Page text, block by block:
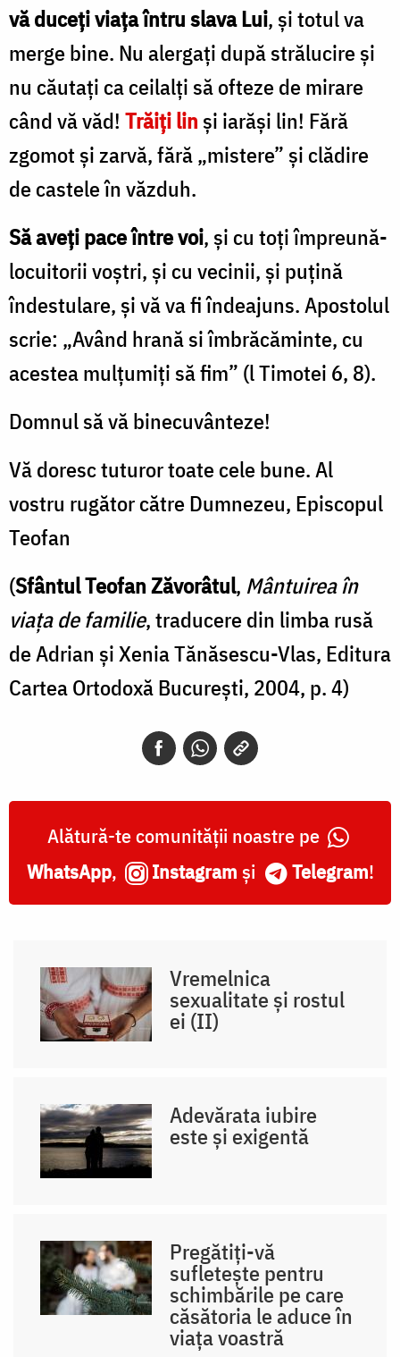
vă duceţi viaţa întru slava Lui, şi totul va
merge bine. Nu alergaţi după strălucire şi
nu căutaţi ca ceilalţi să ofteze de mirare
când vă văd! Trăiţi linşi iarăşi lin! Fără
zgomot şi zarvă, fără „mistere” şi clădire
de castele în văzduh.
Să aveţi pace între voi, şi cu toţi împreună-
locuitorii voştri, şi cu vecinii, şi puţină
îndestulare, şi vă va fi îndeajuns. Apostolul
scrie: „Având hrană si îmbrăcăminte, cu
acestea mulţumiţi să fim” (l Timotei 6, 8).
Domnul să vă binecuvânteze!
Vă doresc tuturor toate cele bune. Al
vostru rugător către Dumnezeu, Episcopul
Teofan
(Sfântul Teofan Zăvorâtul, Mântuirea în
viața de familie, traducere din limba rusă
de Adrian şi Xenia Tănăsescu-Vlas, Editura
Cartea Ortodoxă Bucureşti, 2004, p. 4)
Alătură-te comunității noastre pe
WhatsApp, Instagram și Telegram!
Vremelnica
sexualitate și rostul
ei (II)
Adevărata iubire
este și exigentă
Pregătiți-vă
sufletește pentru
schimbările pe care
căsătoria le aduce în
viața voastră